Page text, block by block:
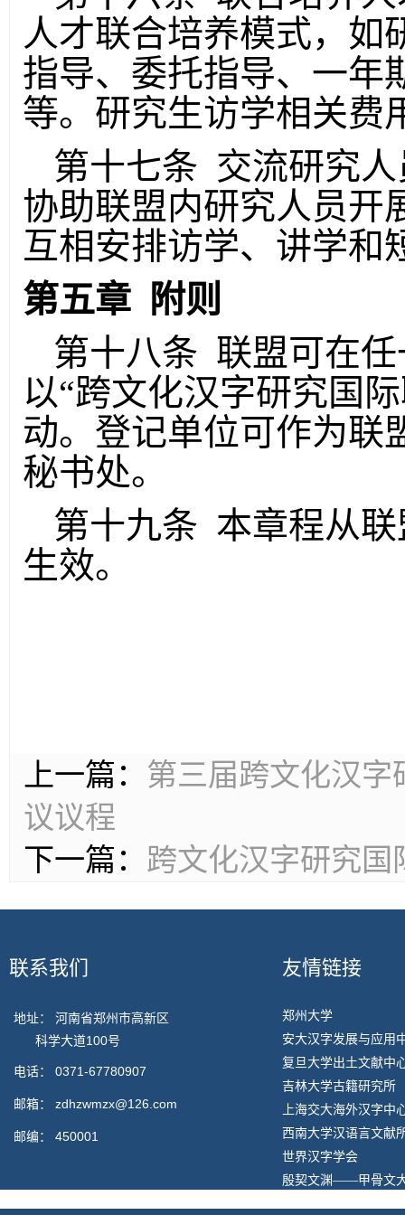
人才联合培养模式，如
指导、委托指导、一年
等。研究生访学相关费
第十七条 交流研究
协助联盟内研究人员开
互相安排访学、讲学和
第五章 附则
第十八条 联盟可在
以“跨文化汉字研究国
动。登记单位可作为联
秘书处。
第十九条 本章程从
生效。
上一篇： 第三届跨文化汉
议议程
下一篇： 跨文化汉字研究
联系我们
地址： 河南省郑州市高新区
科学大道100号
电话： 0371-67780907
邮箱： zdhzwmzx@126.com
邮编： 450001
友情链接
郑州大学
安大汉字发展与应用
复旦大学出土文献中
吉林大学古籍研究所
上海交大海外汉字中
西南大学汉语言文献
世界汉字学会
殷契文渊——甲骨文